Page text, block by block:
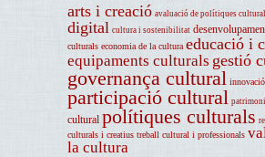
arts i creació avaluació de polítiques
digital cultura i sostenibilitat
culturals economia de la cultura educació i
equipaments culturals gestió
governança cultural
participació cultural
cultural polítiques culturals
culturals i creatius treball cultural i professionals
la cultura